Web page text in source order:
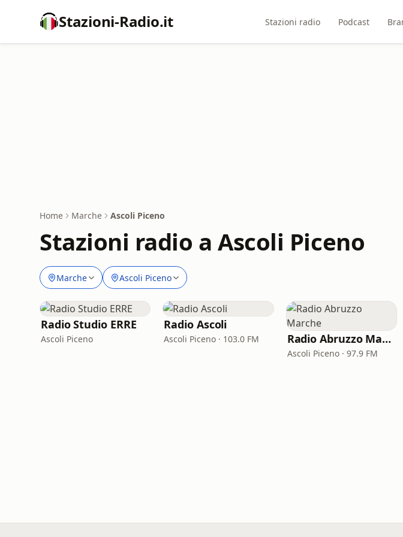
Stazioni-Radio.it Stazioni radio Podcast
Home Marche Ascoli Piceno
Stazioni radio a Ascoli Piceno
Marche Ascoli Piceno
Radio Studio ERRE
Ascoli Piceno
Radio Ascoli
Ascoli Piceno · 103.0 FM Radio Abruzzo Marche
Ascoli Piceno · 97.9 FM